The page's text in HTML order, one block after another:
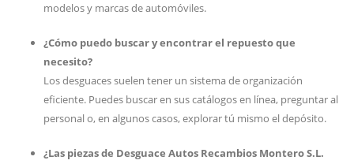
modelos y marcas de automóviles.
¿Cómo puedo buscar y encontrar el repuesto que
necesito?
Los desguaces suelen tener un sistema de organización
eficiente. Puedes buscar en sus catálogos en línea, preguntar al
personal o, en algunos casos, explorar tú mismo el depósito.
¿Las piezas de Desguace Autos Recambios Montero S.L.